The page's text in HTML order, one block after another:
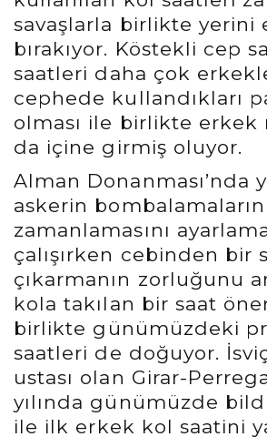
savaşlarla birlikte yerini
bırakıyor. Köstekli cep
saatleri daha çok
cephede kullandıkları
olması ile birlikte erkek
da içine girmiş oluyor.
Alman Donanması’nda
askerin bombalamaların
zamanlamasını
çalışırken cebinden bir
çıkarmanın zorluğunu
kola takılan bir saat
birlikte günümüzdeki
saatleri de doğuyor.
ustası olan Girar-
yılında günümüzde
ile ilk erkek kol saatini